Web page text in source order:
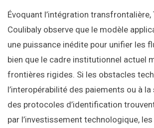
Évoquant l’intégration transfrontalière,
Coulibaly observe que le modèle
une puissance inédite pour unifier les
bien que le cadre institutionnel actuel
frontières rigides. Si les obstacles
l’interopérabilité des paiements ou à
des protocoles d’identification
par l’investissement technologique,